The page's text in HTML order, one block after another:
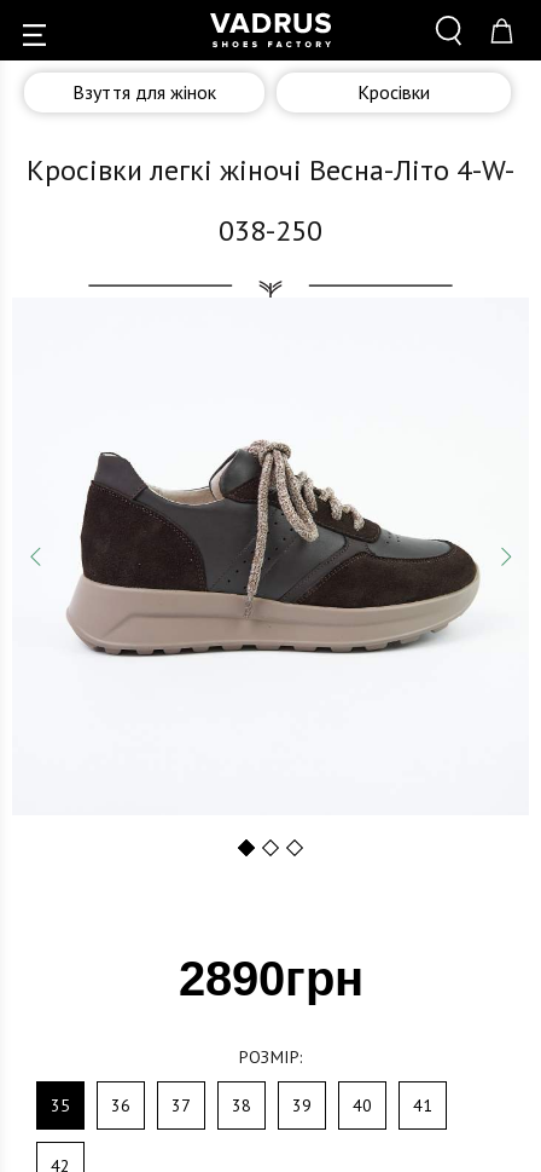
Взуття для жінок Кросівки
Кросівки легкі жіночі Весна-Літо 4-W-
038-250
123
2890грн
РОЗМІР:
35 36 37 38 39 40 41
42